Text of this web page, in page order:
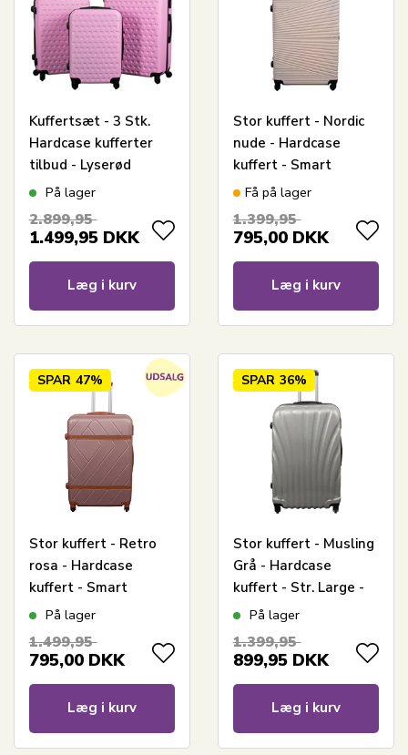
Kuffertsæt - 3 Stk.
Hardcase kufferter
tilbud - Lyserød
kuffert med hjerter
På lager
2.899,95
1.499,95 DKK
Læg i kurv
Stor kuffert - Nordic
nude - Hardcase
kuffert - Smart
rejsekuffert
Få på lager
1.399,95
795,00 DKK
Læg i kurv
SPAR 47%
Stor kuffert - Retro
rosa - Hardcase
kuffert - Smart
rejsekuffert
På lager
1.499,95
795,00 DKK
Læg i kurv
SPAR 36%
Stor kuffert - Musling
Grå - Hardcase
kuffert - Str. Large -
Eksklusiv rejsekuffert
På lager
1.399,95
899,95 DKK
Læg i kurv